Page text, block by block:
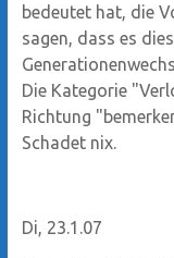
bedeutet hat, die
sagen, dass es
Die Kategorie
Richtung
Schadet nix.
Di, 23.1.07